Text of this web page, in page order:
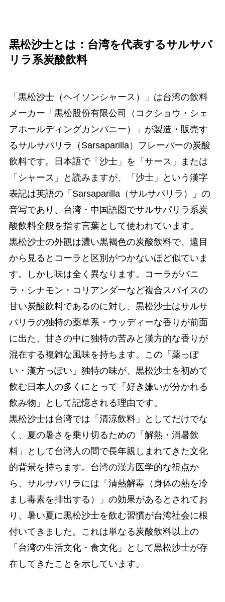
黒松沙士とは：台湾を代表するサルサパ
リラ系炭酸飲料
「黒松沙士（ヘイソンシャース）」は台湾の飲料
メーカー「黒松股份有限公司（コクショウ・シェ
アホールディングカンパニー）」が製造・販売す
るサルサパリラ（Sarsaparilla）フレーバーの炭酸
飲料です。日本語で「沙士」を「サース」または
「シャース」と読みますが、「沙士」という漢字
表記は英語の「Sarsaparilla（サルサパリラ）」の
音写であり、台湾・中国語圏でサルサパリラ系炭
酸飲料全般を指す言葉として使われています。
黒松沙士の外観は濃い黒褐色の炭酸飲料で、遠目
から見るとコーラと区別がつかないほど似ていま
す。しかし味は全く異なります。コーラがバニ
ラ・シナモン・コリアンダーなど複合スパイスの
甘い炭酸飲料であるのに対し、黒松沙士はサルサ
パリラの独特の薬草系・ウッディーな香りが前面
に出た、甘さの中に独特の苦みと漢方的な香りが
混在する複雑な風味を持ちます。この「薬っぽ
い・漢方っぽい」独特の味が、黒松沙士を初めて
飲む日本人の多くにとって「好き嫌いが分かれる
飲み物」として記憶される理由です。
黒松沙士は台湾では「清涼飲料」としてだけでな
く、夏の暑さを乗り切るための「解熱・消暑飲
料」として台湾人の間で長年親しまれてきた文化
的背景を持ちます。台湾の漢方医学的な視点か
ら、サルサパリラには「清熱解毒（身体の熱を冷
まし毒素を排出する）」の効果があるとされてお
り、暑い夏に黒松沙士を飲む習慣が台湾社会に根
付いてきました。これは単なる炭酸飲料以上の
「台湾の生活文化・食文化」として黒松沙士が存
在してきたことを示しています。